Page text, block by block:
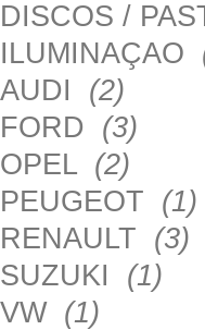
DISCOS /
ILUMINAÇAO
AUDI (2)
FORD (3)
OPEL (2)
PEUGEOT (1)
RENAULT (3)
SUZUKI (1)
VW (1)